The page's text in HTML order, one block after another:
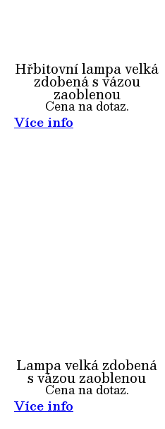
Hřbitovní lampa velká
zdobená s vázou
zaoblenou
Cena na dotaz.
Více info
Lampa velká zdobená
s vázou zaoblenou
Cena na dotaz.
Více info